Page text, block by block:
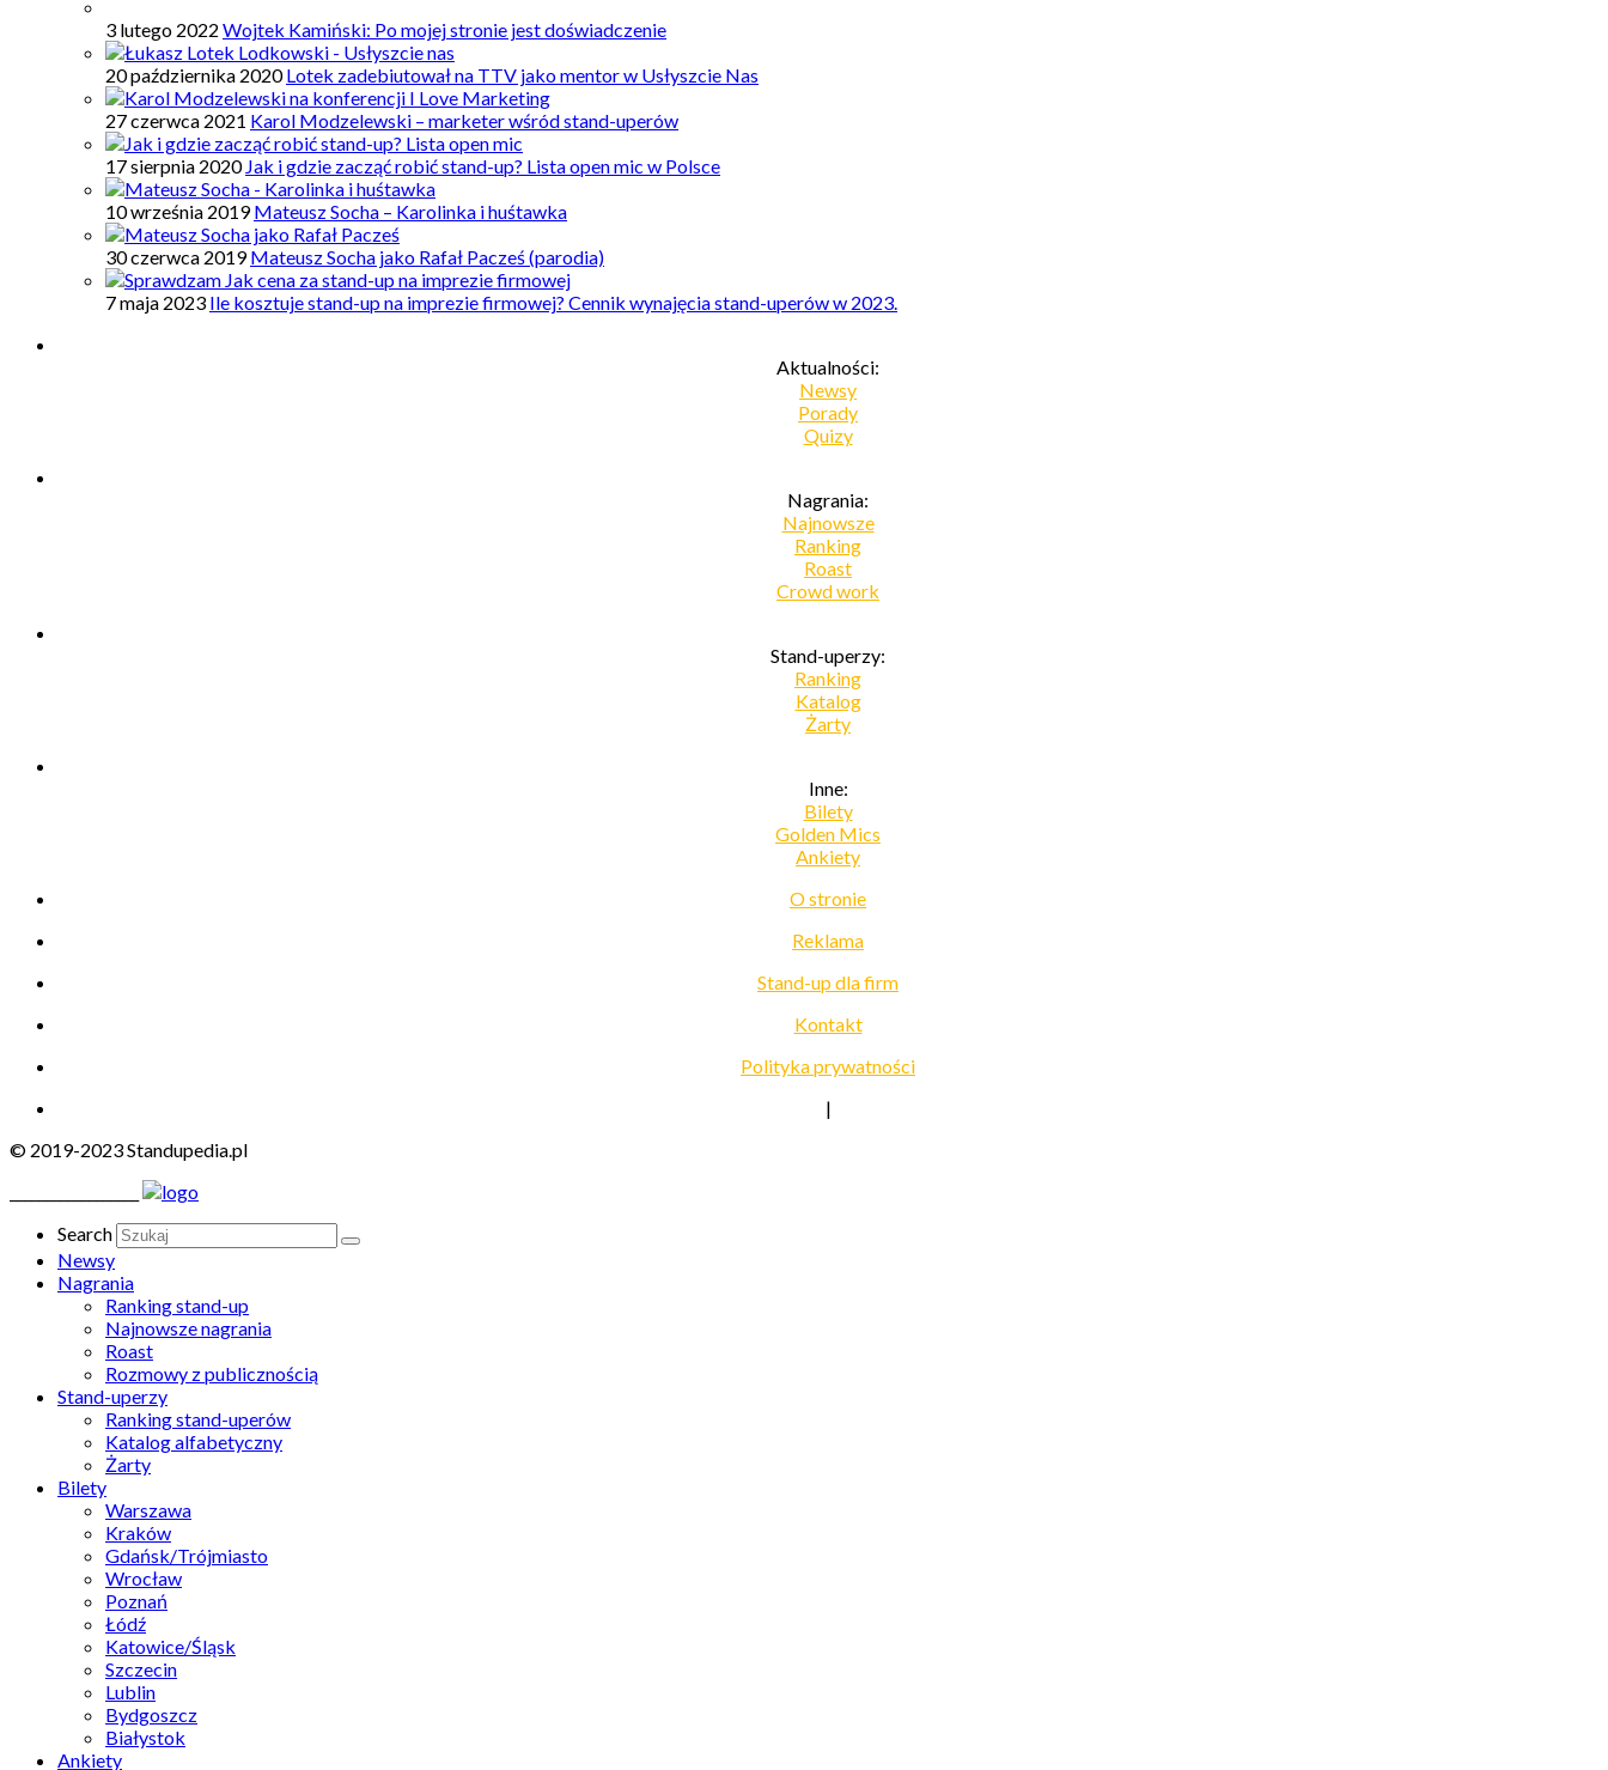
3 lutego 2022 Wojtek Kamiński: Po mojej stronie jest doświadczenie
20 października 2020 Lotek zadebiutował na TTV jako mentor w Usłyszcie Nas
27 czerwca 2021 Karol Modzelewski – marketer wśród stand-uperów
17 sierpnia 2020 Jak i gdzie zacząć robić stand-up? Lista open mic w Polsce
10 września 2019 Mateusz Socha – Karolinka i huśtawka
30 czerwca 2019 Mateusz Socha jako Rafał Pacześ (parodia)
7 maja 2023 Ile kosztuje stand-up na imprezie firmowej? Cennik wynajęcia stand-uperów w 2023.
Aktualności:
Newsy
Porady
Quizy
Nagrania:
Najnowsze
Ranking
Roast
Crowd work
Stand-uperzy:
Ranking
Katalog
Żarty
Inne:
Bilety
Golden Mics
Ankiety
O stronie
Reklama
Stand-up dla firm
Kontakt
Polityka prywatności
|
© 2019-2023 Standupedia.pl
Search
Newsy
Nagrania
Ranking stand-up
Najnowsze nagrania
Roast
Rozmowy z publicznością
Stand-uperzy
Ranking stand-uperów
Katalog alfabetyczny
Żarty
Bilety
Warszawa
Kraków
Gdańsk/Trójmiasto
Wrocław
Poznań
Łódź
Katowice/Śląsk
Szczecin
Lublin
Bydgoszcz
Białystok
Ankiety